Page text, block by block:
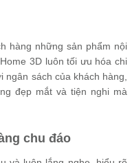
hàng những sản phẩm nội
3D luôn tối ưu hóa chi
sách của khách hàng,
đẹp mắt và tiện nghi mà
chu đáo